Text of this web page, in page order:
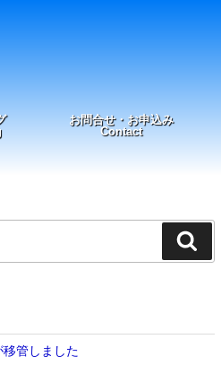
お問合せ・お申込み
Contact
索
管しました